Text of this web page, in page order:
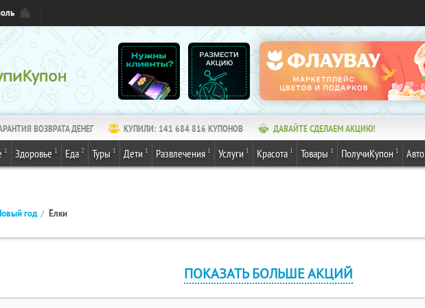
ВОЗВРАТА ДЕНЕГ КУПИЛИ: 141 684 816 КУПОНОВ ДАВАЙТЕ СДЕЛАЕМ АКЦИЮ!
1 Здоровье 1 Еда 2 Туры 1 Дети 1 Развлечения 1 Услуги 1 Красота 1 Товары 1 ПолучиКупон 1 Авто
год Ёлки
ПОКАЗАТЬ БОЛЬШЕ АКЦИЙ